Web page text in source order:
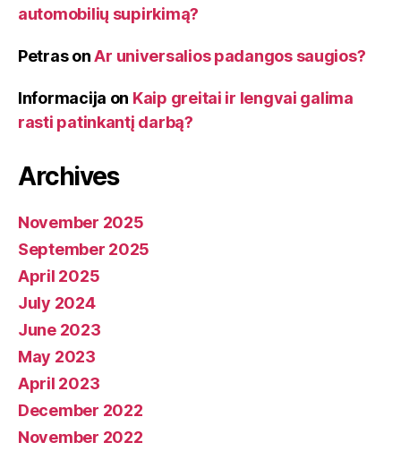
automobilių supirkimą?
PetrasonAr universalios padangos saugios?
Informacija on Kaip greitai ir lengvai galima
rasti patinkantį darbą?
Archives
November 2025
September 2025
April 2025
July 2024
June 2023
May 2023
April 2023
December 2022
November 2022